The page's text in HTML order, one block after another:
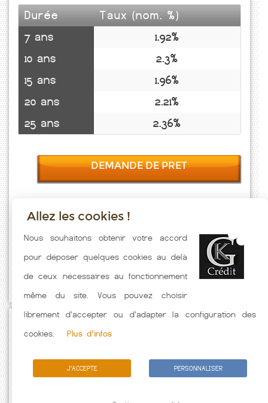
Durée
Taux (nom. %)
7 ans
1.92%
10 ans
2.3%
15 ans
1.96%
20 ans
2.21%
25 ans
2.36%
DEMANDE DE PRET
Taux emprunt actualisés (Montsoue) toutes les semaines. Taux
Immobilier pratiqués par nos partenaires bancaires. Meilleur Taux
hors assurance. Taux crédit immobilier indicatif fonction des
caractéristiques de l'emprunteur.
Allez les cookies !
Nous souhaitons obtenir votre accord
pour déposer quelques cookies au delà
de ceux nécessaires au fonctionnement
même du site. Vous pouvez choisir
librement d'accepter ou d'adapter la configuration des
cookies.
Plus d'infos
J'ACCEPTE PERSONNALISER